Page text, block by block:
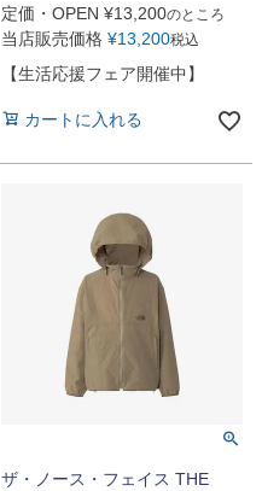
定価・OPEN ¥13,200のところ
当店販売価格 ¥13,200税込
【生活応援フェア開催中】
カートに入れる
ザ・ノース・フェイス THE